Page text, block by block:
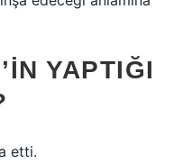
YAPTIĞI
etti.